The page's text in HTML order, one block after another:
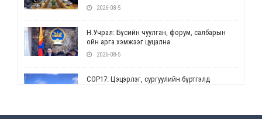
2026-08-5
Н.Учрал: Бүсийн чуулган, форум, салбарын
ойн арга хэмжээг цуцална
2026-08-5
СОР17: Цэцэрлэг, сургуулийн бүртгэлд